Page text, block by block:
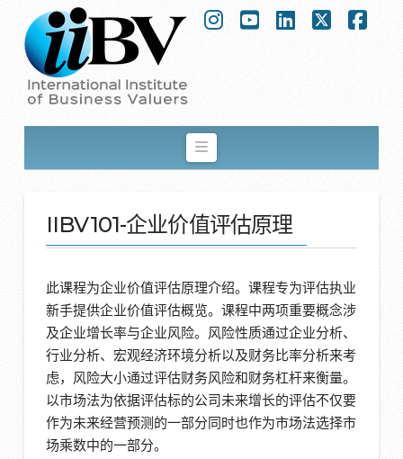
Navigation
IIBV101-企业价值评估原理
此课程为企业价值评估原理介绍。课程专为评估执业
新手提供企业价值评估概览。课程中两项重要概念涉
及企业增长率与企业风险。风险性质通过企业分析、
行业分析、宏观经济环境分析以及财务比率分析来考
虑，风险大小通过评估财务风险和财务杠杆来衡量。
以市场法为依据评估标的公司未来增长的评估不仅要
作为未来经营预测的一部分同时也作为市场法选择市
场乘数中的一部分。